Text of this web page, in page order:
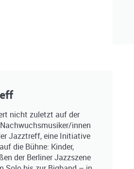
nicht zuletzt auf der
innen
Jazztreff, eine Initiative
die Bühne: Kinder,
der Berliner Jazzszene